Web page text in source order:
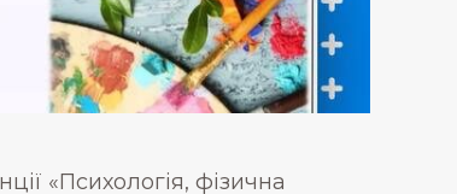
«Психологія, фізична